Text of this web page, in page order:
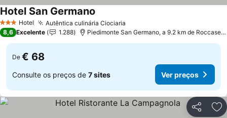
3 EstrelasHotel Autêntica culinária Ciociaria
Hotel San Germano
8,6 Excelente 1.288 Piedimonte San Germano, a 9.2 km de
De € 68
Consulte os preços de 7 sites Ver preços
Partilhar